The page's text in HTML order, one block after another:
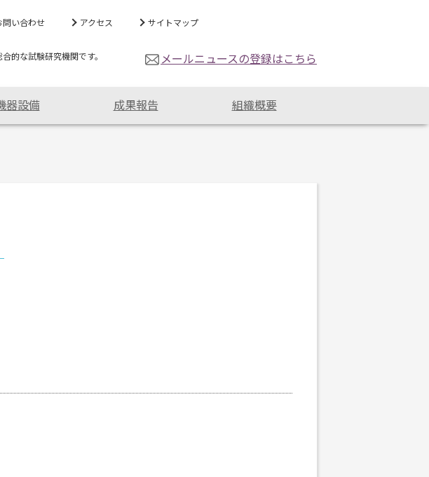
問い合わせ アクセス サイトマップ
的な試験研究機関です。 メールニュースの登録はこちら
器設備 成果報告 組織概要